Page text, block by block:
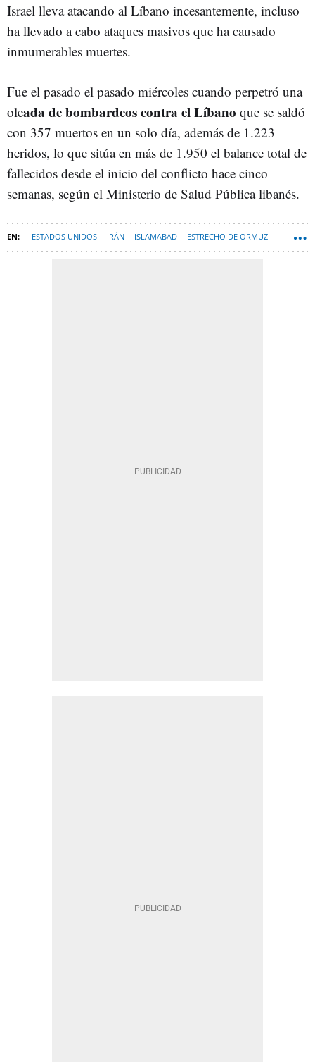
Israel lleva atacando al Líbano incesantemente, incluso
ha llevado a cabo ataques masivos que ha causado
inmumerables muertes.
Fue el pasado el pasado miércoles cuando perpetró una
oleada de bombardeos contra el Líbano que se saldó
con 357 muertos en un solo día, además de 1.223
heridos, lo que sitúa en más de 1.950 el balance total de
fallecidos desde el inicio del conflicto hace cinco
semanas, según el Ministerio de Salud Pública libanés.
ESTADOS UNIDOS IRÁN ISLAMABAD ESTRECHO DE ORMUZ